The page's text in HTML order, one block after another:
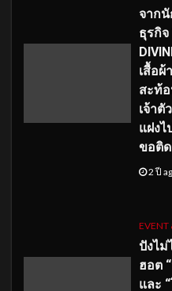
จากนั
ธุรกิจ
เสื้อ
สะท้
เจ้าตั
แฝง
ขอติ
2 ปี
EVENT
ปังไม่
ฮอต
และ